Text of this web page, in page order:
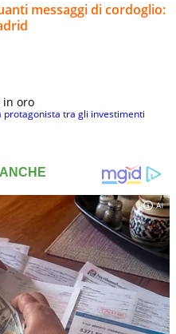
messaggi di cordoglio:
in oro
protagonista tra gli investimenti